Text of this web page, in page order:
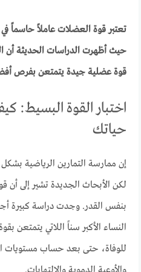
تعتبر قوة العضلات عاملاً حاسماً
حيث أظهرت الدراسات الحديثة أن
قوة عضلية جيدة يتمتعن بفرص
اختبار القوة البسيط:
حياتك
إن ممارسة التمارين الرياضية
لكن الأبحاث الجديدة تشير إلى
بنفس القدر. وجدت دراسة كبيرة
النساء الأكبر سناً اللاتي يتمتعن
للوفاة، حتى بعد حساب مستويات